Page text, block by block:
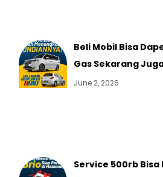
Beli Mobil Bisa
Gas Sekarang
June 2, 2026
Service 500rb Bisa